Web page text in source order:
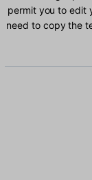
permit you to edit
need to copy the